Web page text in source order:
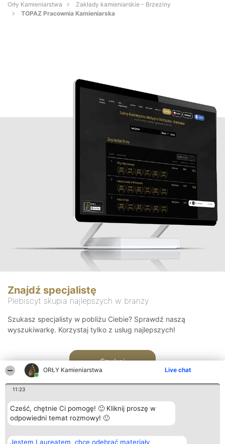
ORŁY Kamieniarstwa Live chat
11:23
Cześć, chętnie Ci pomogę! 🙂 Kliknij proszę w
odpowiedni temat rozmowy! 🙂
Jestem Laureatem, chcę odebrać materiały
Orły Kamieniarstwa
Zakłady kamieniarskie - Brzeziny
TOPAZ Pracownia Kamieniarska
Znajdź specjalistę
Plebiscyt skupia najlepszych w branży
Szukasz specjalisty w pobliżu Ciebie? Sprawdź naszą
wyszukiwarkę. Korzystaj tylko z usług najlepszych!
Szukaj
Organizator plebiscytu
Bright Side Solutions sp. z o.
Plebiscyt
Laureaci
Kontakt
Kontakt